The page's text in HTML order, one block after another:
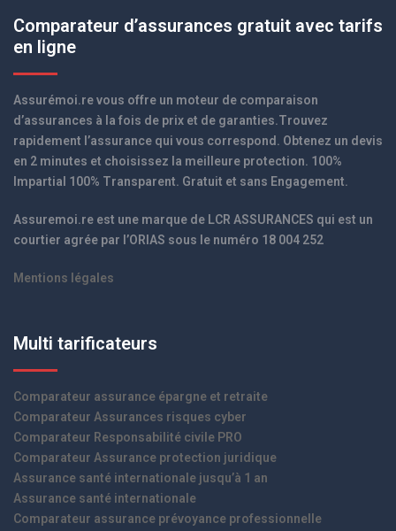
Comparateur d’assurances gratuit avec tarifs
en ligne
Assurémoi.re vous offre un moteur de comparaison
d’assurances à la fois de prix et de garanties.Trouvez
rapidement l’assurance qui vous correspond. Obtenez un devis
en 2 minutes et choisissez la meilleure protection. 100%
Impartial 100% Transparent. Gratuit et sans Engagement.
Assuremoi.re est une marque de LCR ASSURANCES qui est un
courtier agrée par l’ORIAS sous le numéro 18 004 252
Mentions légales
Multi tarificateurs
Comparateur assurance épargne et retraite
Comparateur Assurances risques cyber
Comparateur Responsabilité civile PRO
Comparateur Assurance protection juridique
Assurance santé internationale jusqu’à 1 an
Assurance santé internationale
Comparateur assurance prévoyance professionnelle